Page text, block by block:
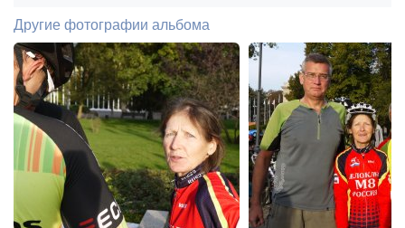
Другие фотографии альбома